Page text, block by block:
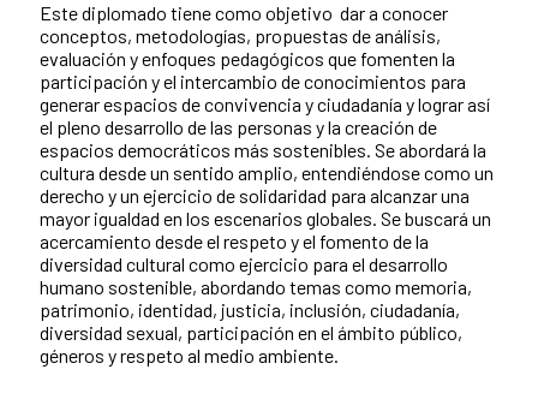
Este diplomado tiene como objetivo dar a conocer
conceptos, metodologías, propuestas de análisis,
evaluación y enfoques pedagógicos que fomenten la
participación y el intercambio de conocimientos para
generar espacios de convivencia y ciudadanía y lograr así
el pleno desarrollo de las personas y la creación de
espacios democráticos más sostenibles. Se abordará la
cultura desde un sentido amplio, entendiéndose como un
derecho y un ejercicio de solidaridad para alcanzar una
mayor igualdad en los escenarios globales. Se buscará un
acercamiento desde el respeto y el fomento de la
diversidad cultural como ejercicio para el desarrollo
humano sostenible, abordando temas como memoria,
patrimonio, identidad, justicia, inclusión, ciudadanía,
diversidad sexual, participación en el ámbito público,
géneros y respeto al medio ambiente.